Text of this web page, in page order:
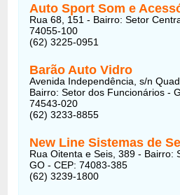
Auto Sport Som e
Rua 68, 151 - Bairro: Setor
74055-100
(62) 3225-0951
Barão Auto Vidro
Avenida Independência, s/n
Bairro: Setor dos Funcionários -
74543-020
(62) 3233-8855
New Line Sistemas de
Rua Oitenta e Seis, 389 - Bairro:
GO - CEP: 74083-385
(62) 3239-1800